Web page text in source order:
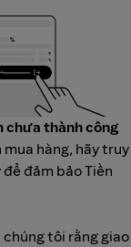
chưa thành công
hàng, hãy truy
đảm bảo Tiền
tôi rằng giao